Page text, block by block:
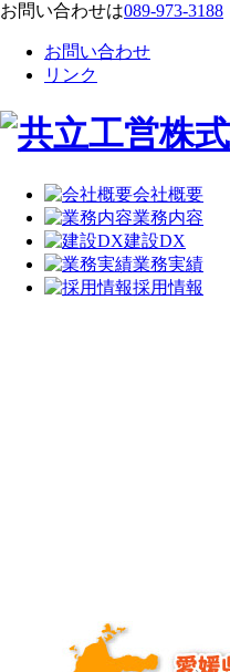
お問い合わせは089-973-3188
お問い合わせ
リンク
会社概要
業務内容
建設DX
業務実績
採用情報